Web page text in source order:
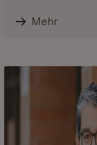
Mehr